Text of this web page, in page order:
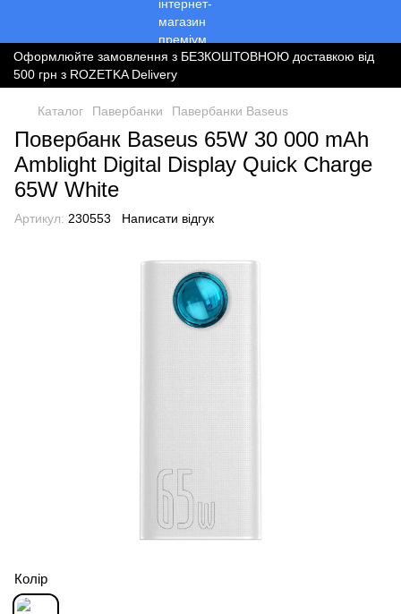
Оформлюйте замовлення з БЕЗКОШТОВНОЮ доставкою від
500 грн з ROZETKA Delivery
Каталог Павербанки Павербанки Baseus
Повербанк Baseus 65W 30 000 mAh
Amblight Digital Display Quick Charge
65W White
Артикул: 230553 Написати відгук
Колір